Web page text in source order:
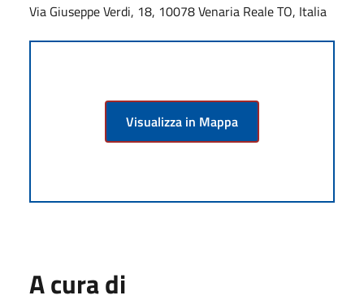
Via Giuseppe Verdi, 18, 10078 Venaria Reale TO, Italia
Visualizza in Mappa
A cura di